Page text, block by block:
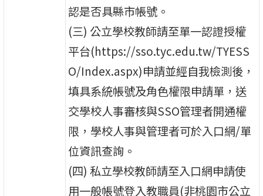
認是否具縣市帳號。
(三) 公立學校教師請至單一認證授權
平台(https://sso.tyc.edu.tw/TYESS
O/Index.aspx)申請並經自我檢測後，
填具系統帳號及角色權限申請單，送
交學校人事審核與SSO管理者開通權
限，學校人事與管理者可於入口網/單
位資訊查詢。
(四) 私立學校教師請至入口網申請使
用一般帳號登入教職員(非桃園市公立